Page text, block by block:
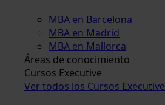
MBA en Barcelona
MBA en Madrid
MBA en Mallorca
Áreas de conocimiento
Cursos Executive
Ver todos los Cursos Executive